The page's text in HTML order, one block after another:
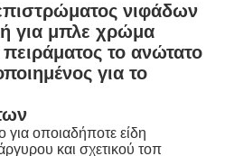
νιφάδων
για μπλε χρώμα
το ανώτατο
για το
για οποιαδήποτε είδη
και σχετικού τοπ